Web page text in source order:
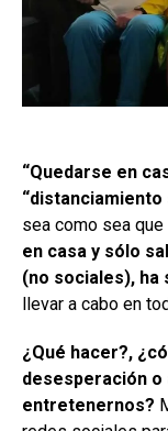
“Quedarse en
“distanciamiento
sea como sea
en casa y sólo
(no sociales), ha
llevar a cabo en
¿Qué hacer?,
desesperación o
entretenernos?